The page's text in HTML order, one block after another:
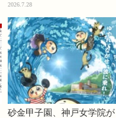
2026.7.28
砂金甲子園、神戸女学院が